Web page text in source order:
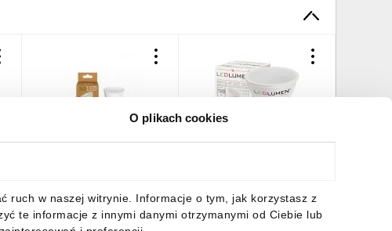
O plikach cookies
ruch w naszej witrynie. Informacje o tym, jak korzystasz z
te informacje z innymi danymi otrzymanymi od Ciebie lub
6,69 zł brutto 7,79 złbrutto